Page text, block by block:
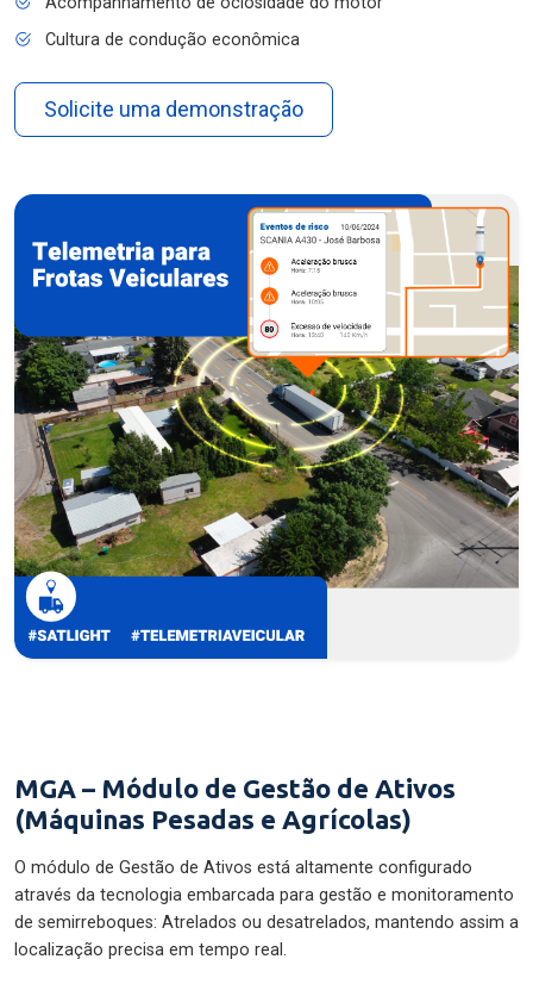
Cultura de condução econômica
Solicite uma demonstração
MGA – Módulo de Gestão de Ativos
(Máquinas Pesadas e Agrícolas)
O módulo de Gestão de Ativos está altamente configurado
através da tecnologia embarcada para gestão e monitoramento
de semirreboques: Atrelados ou desatrelados, mantendo assim a
localização precisa em tempo real.